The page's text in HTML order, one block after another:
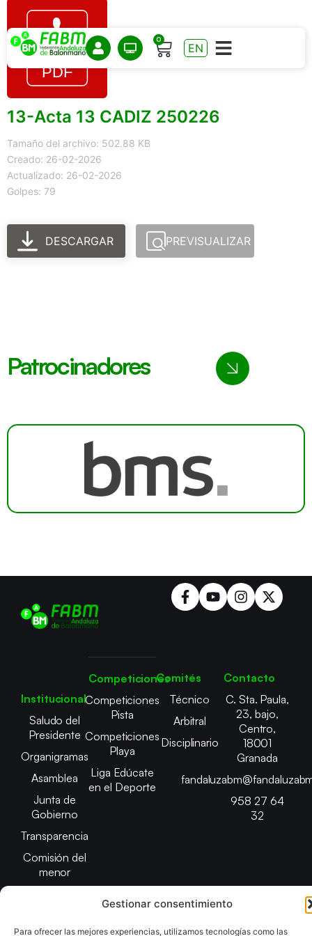
Gestionar consentimiento
Para ofrecer las mejores experiencias, utilizamos tecnologías como las
0
EN
13-Acta 13 CADIZ 250226
Tamaño del archivo: 502.88 KB
Creado: 26-02-2026
Actualizado: 26-02-2026
Golpes: 79
DESCARGAR PREVISUALIZAR
Patrocinadores
Institucional
Saludo del
Presidente
Organigramas
Asamblea
Junta de
Gobierno
Transparencia
Comisión del
menor
Competiciones
Competiciones
Pista
Competiciones
Playa
Liga Edúcate
en el Deporte
Comités
Técnico
Arbitral
Disciplinario
Contacto
C. Sta. Paula,
23, bajo,
Centro,
18001
Granada
958 27 64
32